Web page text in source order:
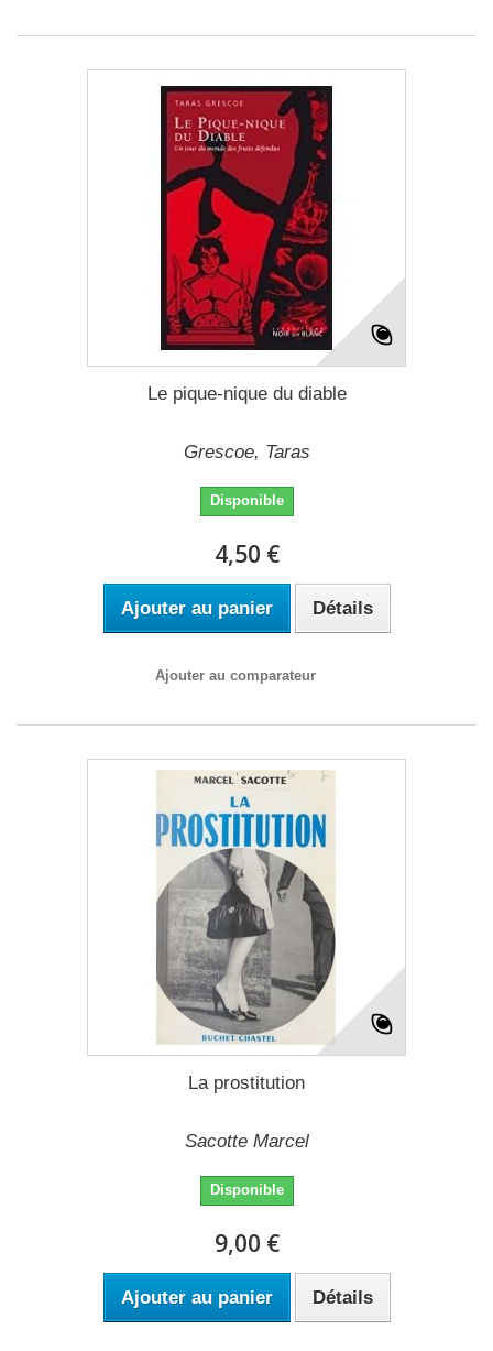
Le pique-nique du diable
Grescoe, Taras
Disponible
4,50 €
Ajouter au panier Détails
Ajouter au comparateur
La prostitution
Sacotte Marcel
Disponible
9,00 €
Ajouter au panier Détails